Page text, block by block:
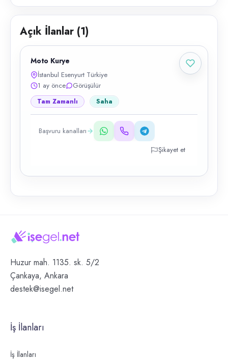
Açık İlanlar (1)
Moto Kurye
İstanbul Esenyurt Türkiye
1 ay önce
Görüşülür
Tam Zamanlı Saha
Başvuru kanalları
Şikayet et
Huzur mah. 1135. sk. 5/2
Çankaya, Ankara
destek@isegel.net
İş İlanları
İş İlanları